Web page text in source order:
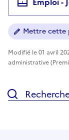
Mettre cette
Modifié le 01 avril
administrative